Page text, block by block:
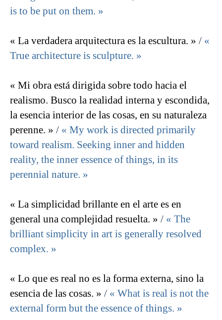
is to be put on them. »
« La verdadera arquitectura es la escultura. » / «
True architecture is sculpture. »
« Mi obra está dirigida sobre todo hacia el
realismo. Busco la realidad interna y escondida,
la esencia interior de las cosas, en su naturaleza
perenne. » / « My work is directed primarily
toward realism. Seeking inner and hidden
reality, the inner essence of things, in its
perennial nature. »
« La simplicidad brillante en el arte es en
general una complejidad resuelta. » / « The
brilliant simplicity in art is generally resolved
complex. »
« Lo que es real no es la forma externa, sino la
esencia de las cosas. » / « What is real is not the
external form but the essence of things. »